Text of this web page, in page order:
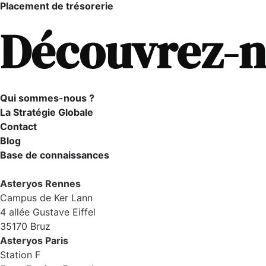
Placement de trésorerie
Découvrez-
Qui sommes-nous ?
La Stratégie Globale
Contact
Blog
Base de connaissances
Asteryos Rennes
Campus de Ker Lann
4 allée Gustave Eiffel
35170 Bruz
Asteryos Paris
Station F